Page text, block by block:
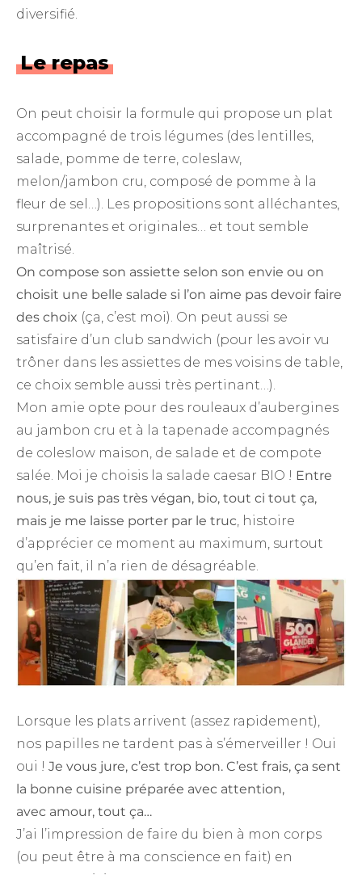
diversifié.
Le repas
On peut choisir la formule qui propose un plat
accompagné de trois légumes (des lentilles,
salade, pomme de terre, coleslaw,
melon/jambon cru, composé de pomme à la
fleur de sel…). Les propositions sont alléchantes,
surprenantes et originales… et tout semble
maîtrisé.
On compose son assiette selon son envie ou on
choisit une belle salade si l’on aime pas devoir faire
des choix (ça, c’est moi). On peut aussi se
satisfaire d’un club sandwich (pour les avoir vu
trôner dans les assiettes de mes voisins de table,
ce choix semble aussi très pertinant…).
Mon amie opte pour des rouleaux d’aubergines
au jambon cru et à la tapenade accompagnés
de coleslow maison, de salade et de compote
salée. Moi je choisis la salade caesar BIO ! Entre
nous, je suis pas très végan, bio, tout ci tout ça,
mais je me laisse porter par le truc , histoire
d’apprécier ce moment au maximum, surtout
qu’en fait, il n’a rien de désagréable.
Lorsque les plats arrivent (assez rapidement),
nos papilles ne tardent pas à s’émerveiller ! Oui
oui ! Je vous jure, c’est trop bon. C’est frais, ça sent
la bonne cuisine préparée avec attention,
avec amour, tout ça…
J’ai l’impression de faire du bien à mon corps
(ou peut être à ma conscience en fait) en